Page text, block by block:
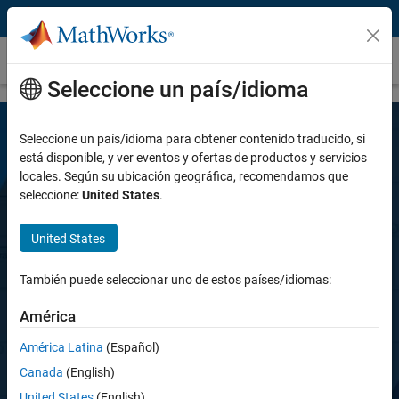
Saltar al contenido
SimEvents
Modele y simule comunicación basada en
mensajes y sistemas de eventos discretos
Seleccione un país/idioma
Seleccione un país/idioma para obtener contenido traducido, si
está disponible, y ver eventos y ofertas de productos y servicios
locales. Según su ubicación geográfica, recomendamos que
seleccione:United States.
United States
También puede seleccionar uno de estos países/idiomas:
América
América Latina (Español)
Canada (English)